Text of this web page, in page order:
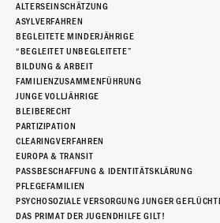
ALTERSEINSCHÄTZUNG
ASYLVERFAHREN
BEGLEITETE MINDERJÄHRIGE
“BEGLEITET UNBEGLEITETE”
BILDUNG & ARBEIT
FAMILIENZUSAMMENFÜHRUNG
JUNGE VOLLJÄHRIGE
BLEIBERECHT
PARTIZIPATION
CLEARINGVERFAHREN
EUROPA & TRANSIT
PASSBESCHAFFUNG & IDENTITÄTSKLÄRUNG
PFLEGEFAMILIEN
PSYCHOSOZIALE VERSORGUNG JUNGER
DAS PRIMAT DER JUGENDHILFE GILT!